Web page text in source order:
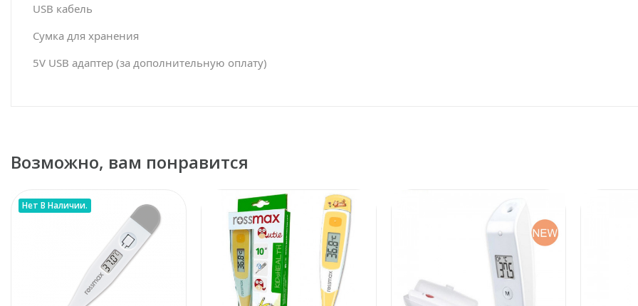
USB кабель
Сумка для хранения
5V USB адаптер (за дополнительную оплату)
Возможно, вам понравится
Нет В Наличии.